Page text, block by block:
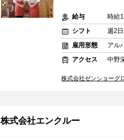
給与
時給
シフト
週2
雇用形態
アル
アクセス
中野
株式会社ゼンショーグ
株式会社エンクルー